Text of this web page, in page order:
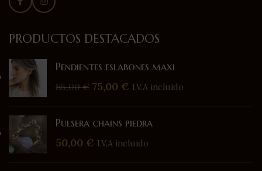
PRODUCTOS DESTACADOS
Pendientes eslabones maxi
85,00€ 75,00 € I.V.A incluido
Pulsera chains piedra
50,00 € I.V.A incluido